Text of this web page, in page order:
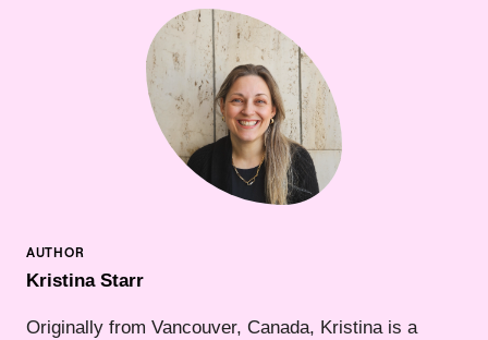
Kristina Starr
Originally from Vancouver, Canada, Kristina is a